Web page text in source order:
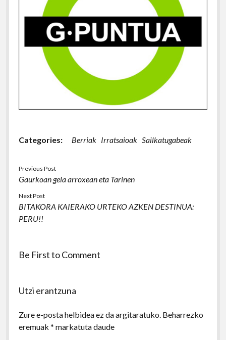
Categories: Berriak Irratsaioak Sailkatugabeak
Previous Post
Gaurkoan gela arroxean eta Tarinen
Next Post
BITAKORA KAIERAKO URTEKO AZKEN DESTINUA:
PERU!!
Be First to Comment
Utzi erantzuna
Zure e-posta helbidea ez da argitaratuko. Beharrezko
eremuak * markatuta daude